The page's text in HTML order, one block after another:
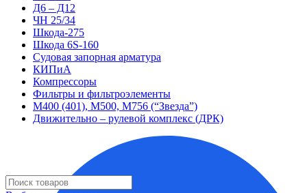
Д6 – Д12
ЧН 25/34
Шкода-275
Шкода 6S-160
Судовая запорная арматура
КИПиА
Компрессоры
Фильтры и фильтроэлементы
М400 (401), М500, М756 (“Звезда”)
Движительно – рулевой комплекс (ДРК)